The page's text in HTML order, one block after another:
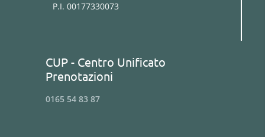
P.I. 00177330073
CUP - Centro Unificato
Prenotazioni
0165 54 83 87